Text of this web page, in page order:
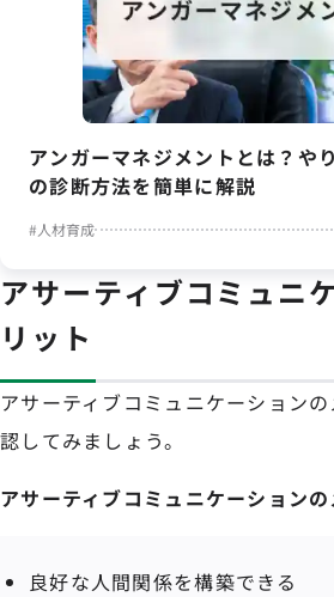
アンガーマネジメントとは？や
の診断方法を簡単に解説
#人材育成
アサーティブコミュニ
リット
アサーティブコミュニケーション
認してみましょう。
アサーティブコミュニケーションの
良好な人間関係を構築できる